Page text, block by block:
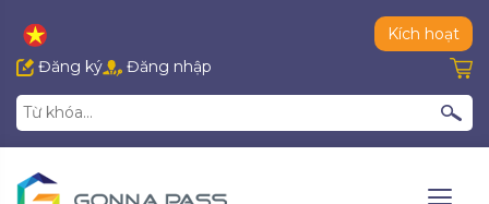
Kích hoạt
Đăng ký
Đăng nhập